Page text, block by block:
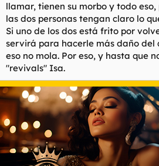
llamar, tienen su morbo y todo
las dos personas tengan claro lo
Si uno de los dos está frito por
servirá para hacerle más daño del
eso no mola. Por eso, y hasta que
"revivals" Isa.